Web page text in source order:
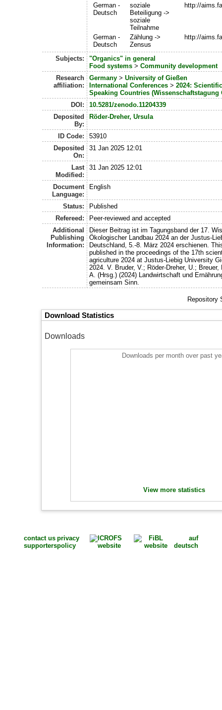
German -
Deutsch
soziale
Beteiligung ->
soziale
Teilnahme
http://
German -
Deutsch
Zählung ->
Zensus
http://
Subjects:
"Organics" in general
Food systems> Community development
Research
affiliation:
Germany> University of Gießen
International Conferences> 2024:
Speaking Countries
DOI:
10.5281/zenodo.11204339
Deposited
By:
Röder-Dreher, Ursula
ID Code:
53910
Deposited
On:
31 Jan 2025 12:01
Last
Modified:
31 Jan 2025 12:01
Document
Language:
English
Status:
Published
Refereed:
Peer-reviewed and accepted
Additional
Publishing
Information:
Dieser Beitrag ist im Tagungsband der 17.
Ökologischer Landbau 2024 an der Justus-
Deutschland, 5.-8. März 2024 erschienen.
published in the proceedings of the 17th
agriculture 2024 at Justus-Liebig University
2024. V. Bruder, V.; Röder-Dreher, U.;
A. (Hrsg.) (2024) Landwirtschaft und
gemeinsam Sinn.
Repository
Download Statistics
Downloads
Downloads per month over past
View more statistics
contact us
supporters
privacy
policy
auf
deutsch